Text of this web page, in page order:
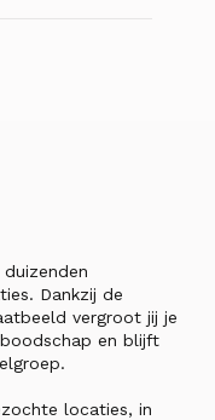
Dankzij de
vergroot jij je
en blijft
locaties, in